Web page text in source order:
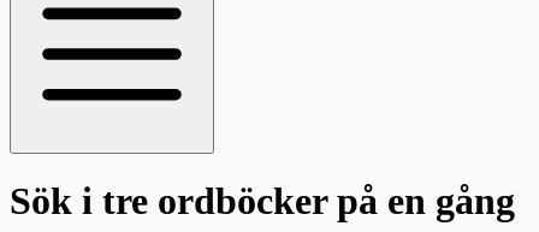
Sök i tre ordböckerpå en gång